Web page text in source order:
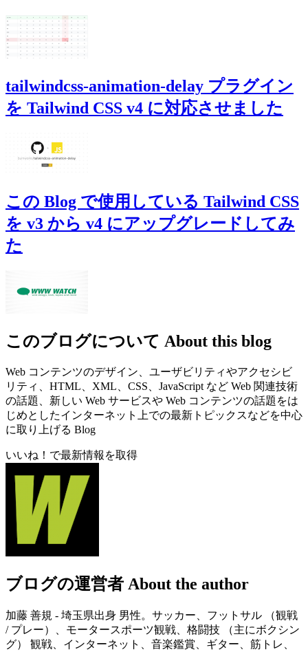
tailwindcss-animation-delay プラグイン
を Tailwind CSS v4 に対応させました
この Blog で使用している Tailwind CSS
を v3 から v4 にアップグレードしてみ
た
このブログについて About this blog
Web コンテンツのデザイン、ユーザビリティやアクセシビ
リティ、HTML、XML、CSS、JavaScript など Web 関連技術
の話題、新しい Web サービスや Web コンテンツの話題をは
じめとしたインターネット上での最新トピックスなどを中心
に取り上げる Blog
いいね！で最新情報を取得
ブログの運営者 About the author
加藤 善規 - 埼玉県出身 男性。サッカー、フットサル （観戦
/ プレー）、モータースポーツ観戦、格闘技 （主にボクシン
グ） 観戦、インターネット、音楽鑑賞、ギター、筋トレ、